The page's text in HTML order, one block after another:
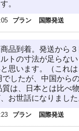
。
プラン 国際発送
品到着。発送から
トの寸法が足らな
思います。（これ
したが、中国から
は、日本とは比べ
お世話になりまし
プラン 国際発送